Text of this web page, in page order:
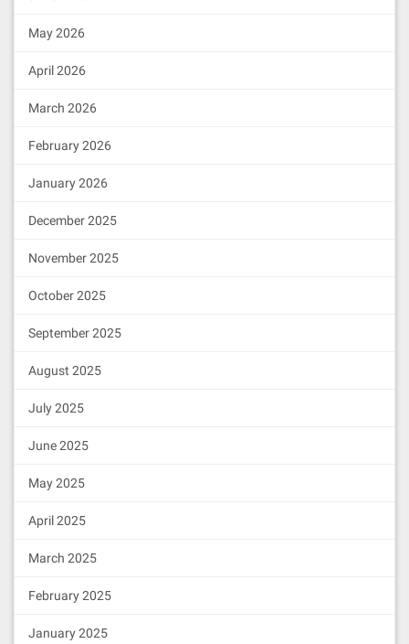
May 2026
April 2026
March 2026
February 2026
January 2026
December 2025
November 2025
October 2025
September 2025
August 2025
July 2025
June 2025
May 2025
April 2025
March 2025
February 2025
January 2025